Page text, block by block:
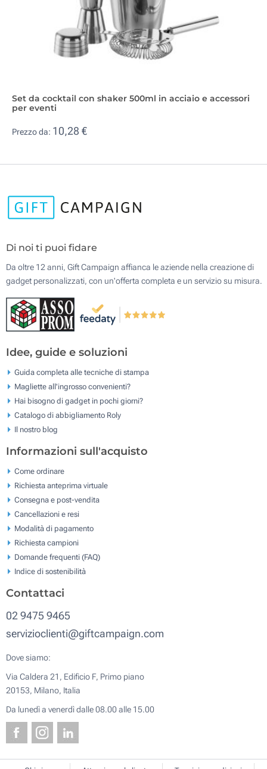
Set da cocktail con shaker 500ml in acciaio e accessori
per eventi
Prezzo da: 10,28 €
Di noi ti puoi fidare
Da oltre 12 anni, Gift Campaign affianca le aziende nella creazione di
gadget personalizzati, con un'offerta completa e un servizio su misura.
Idee, guide e soluzioni
Guida completa alle tecniche di stampa
Magliette all'ingrosso convenienti?
Hai bisogno di gadget in pochi giorni?
Catalogo di abbigliamento Roly
Il nostro blog
Informazioni sull'acquisto
Come ordinare
Richiesta anteprima virtuale
Consegna e post-vendita
Cancellazioni e resi
Modalità di pagamento
Richiesta campioni
Domande frequenti (FAQ)
Indice di sostenibilità
Contattaci
02 9475 9465
servizioclienti@giftcampaign.com
Dove siamo:
Via Caldera 21, Edificio F, Primo piano
20153, Milano, Italia
Da lunedì a venerdì dalle 08.00 alle 15.00